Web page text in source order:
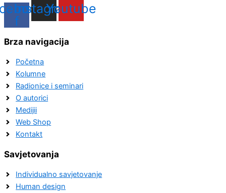
f
Instagram
Youtube
Brza navigacija
Početna
Kolumne
Radionice i seminari
O autorici
Medijii
Web Shop
Kontakt
Savjetovanja
Individualno savjetovanje
Human design